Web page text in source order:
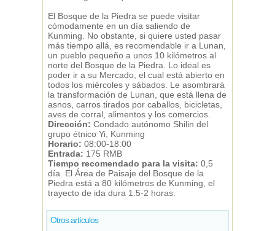
El Bosque de la Piedra se puede visitar
cómodamente en un día saliendo de
Kunming. No obstante, si quiere usted pasar
más tiempo allá, es recomendable ir a Lunan,
un pueblo pequeño a unos 10 kilómetros al
norte del Bosque de la Piedra. Lo ideal es
poder ir a su Mercado, el cual está abierto en
todos los miércoles y sábados. Le asombrará
la transformación de Lunan, que está llena de
asnos, carros tirados por caballos, bicicletas,
aves de corral, alimentos y los comercios.
Dirección: Condado autónomo Shilin del
grupo étnico Yi, Kunming
Horario: 08:00-18:00
Entrada: 175 RMB
Tiempo recomendado para la visita: 0,5
día. El Área de Paisaje del Bosque de la
Piedra está a 80 kilómetros de Kunming, el
trayecto de ida dura 1.5-2 horas.
Otros artículos